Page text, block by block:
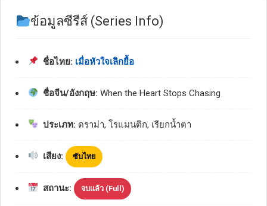
ข้อมูลซีรีส์ (Series Info)
ชื่อไทย: เมื่อหัวใจเลิกยื้อ
ชื่อจีน/อังกฤษ: When the Heart Stops Chasing
ประเภท: ดราม่า, โรแมนติก, เรียกน้ำตา
เสียง: ซับไทย
สถานะ: จบแล้ว (Full)